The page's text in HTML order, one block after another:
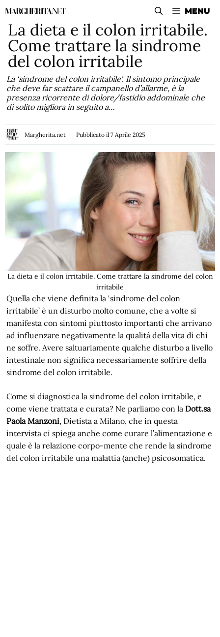
Vai
contenuto
MENU
La dieta e il colon irritabile.
Come trattare la sindrome
del colon irritabile
La ‘sindrome del colon irritabile’. Il sintomo principale
che deve far scattare il campanello d’allarme, è la
presenza ricorrente di dolore/fastidio addominale che
di solito migliora in seguito a…
Margherita.net Pubblicato il 7 Aprile 2025
La dieta e il colon irritabile. Come trattare la sindrome del colon
irritabile
Quella che viene definita la ‘sindrome del colon
irritabile’ è un disturbo molto comune, che a volte si
manifesta con sintomi piuttosto importanti che arrivano
ad influenzare negativamente la qualità della vita di chi
ne soffre. Avere saltuariamente qualche disturbo a livello
intestinale non significa necessariamente soffrire della
sindrome del colon irritabile.
Come si diagnostica la sindrome del colon irritabile, e
come viene trattata e curata? Ne parliamo con laDott.sa
Paola Manzoni, Dietista a Milano, che in questa
intervista ci spiega anche come curare l’alimentazione e
quale è la relazione corpo-mente che rende la sindrome
del colon irritabile una malattia (anche) psicosomatica.